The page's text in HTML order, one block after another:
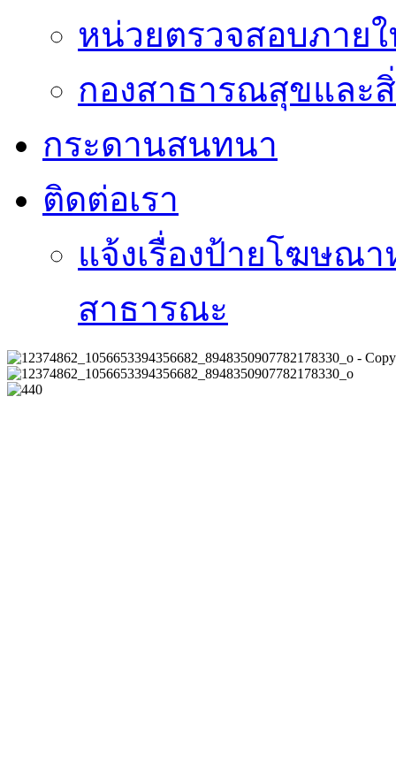
หน่วยตรวจสอบภาย
กองสาธารณสุขและ
กระดานสนทนา
ติดต่อเรา
แจ้งเรื่องป้ายโฆษณ
สาธารณะ